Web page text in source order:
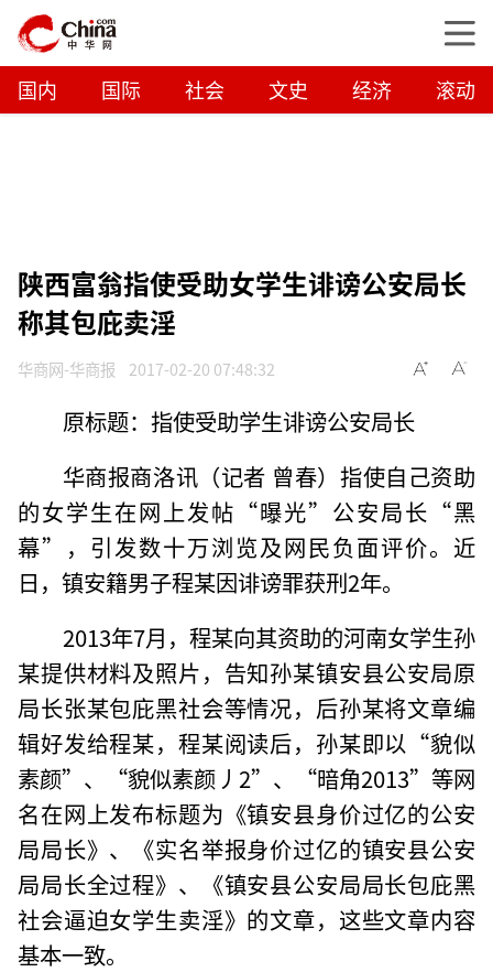
国内 国际 社会 文史 经济 滚动
陕西富翁指使受助女学生诽谤公安局长
称其包庇卖淫
华商网-华商报 2017-02-20 07:48:32
原标题：指使受助学生诽谤公安局长
华商报商洛讯（记者 曾春）指使自己资助
的女学生在网上发帖“曝光”公安局长“黑
幕”，引发数十万浏览及网民负面评价。近
日，镇安籍男子程某因诽谤罪获刑2年。
2013年7月，程某向其资助的河南女学生孙
某提供材料及照片，告知孙某镇安县公安局原
局长张某包庇黑社会等情况，后孙某将文章编
辑好发给程某，程某阅读后，孙某即以“貌似
素颜”、“貌似素颜丿2”、“暗角2013”等网
名在网上发布标题为《镇安县身价过亿的公安
局局长》、《实名举报身价过亿的镇安县公安
局局长全过程》、《镇安县公安局局长包庇黑
社会逼迫女学生卖淫》的文章，这些文章内容
基本一致。